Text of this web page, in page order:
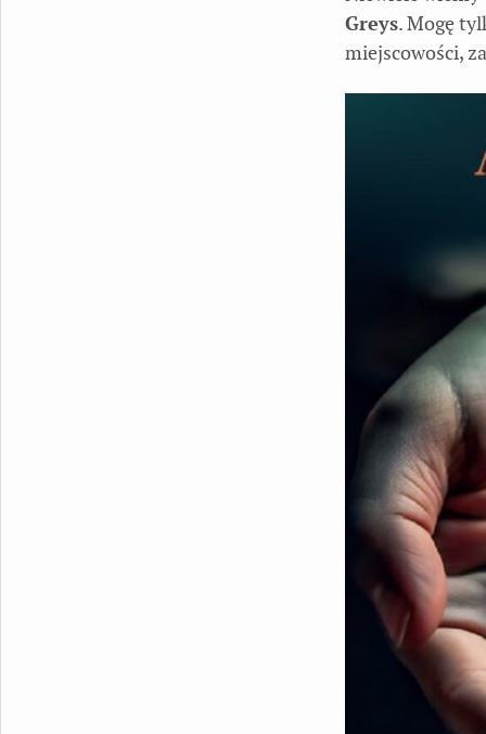
Greys. Mogę
miejscowości,